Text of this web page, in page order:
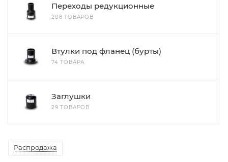
Переходы редукционные
208 ТОВАРОВ
Втулки под фланец (бурты)
74 ТОВАРА
Заглушки
29 ТОВАРОВ
Распродажа